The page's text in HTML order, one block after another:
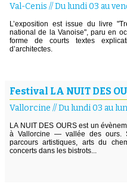
Val-Cenis //Du lundi 03 au
L’exposition est issue du livre
national de la Vanoise", paru en
forme de courts textes
d’architectes.
Festival LA NUIT DES
Vallorcine //Du lundi 03 au
LA NUIT DES OURS est un
à Vallorcine — vallée des ours.
parcours artistiques, arts du
concerts dans les bistrots...